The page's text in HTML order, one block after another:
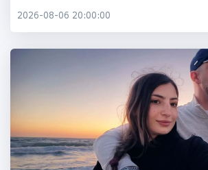
2026-08-06 20:00:00